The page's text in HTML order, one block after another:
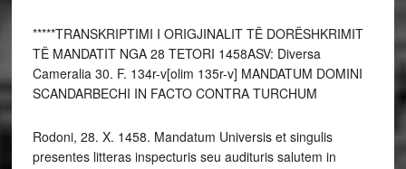
*****TRANSKRIPTIMI I ORIGJINALIT TË DORËSHKRIMIT
TË MANDATIT NGA 28 TETORI 1458ASV: Diversa
Cameralia 30. F. 134r-v[olim 135r-v] MANDATUM DOMINI
SCANDARBECHI IN FACTO CONTRA TURCHUM
Rodoni, 28. X. 1458. Mandatum Universis et singulis
presentes litteras inspecturis seu audituris salutem in